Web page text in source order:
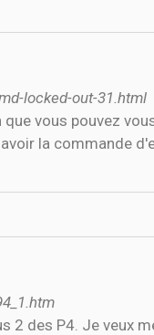
locked-out-31.html
vous pouvez
la commande
2 des P4. Je veux